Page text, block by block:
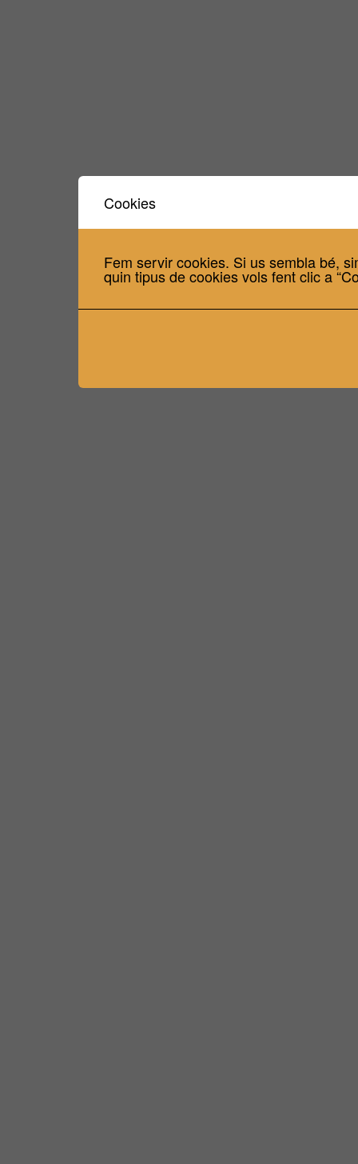
Cookies
Fem servir cookies. Si us sembla bé,
quin tipus de cookies vols fent clic a